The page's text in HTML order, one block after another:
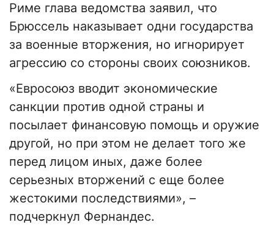
Риме глава ведомства заявил, что
Брюссель наказывает одни государства
за военные вторжения, но игнорирует
агрессию со стороны своих союзников.
«Евросоюз вводит экономические
санкции против одной страны и
посылает финансовую помощь и оружие
другой, но при этом не делает того же
перед лицом иных, даже более
серьезных вторжений с еще более
жестокими последствиями», –
подчеркнул Фернандес.